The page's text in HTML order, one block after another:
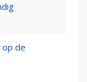
op de